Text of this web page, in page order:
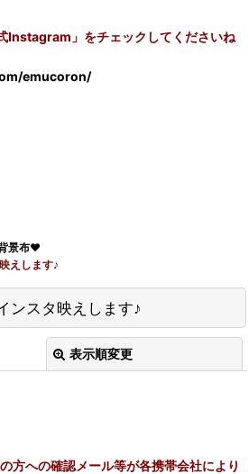
Instagram」をチェックしてくださいね
emucoron/
景布♥
えします♪
スタ映えします♪
表示順変更
方への確認メール等が各携帯会社により